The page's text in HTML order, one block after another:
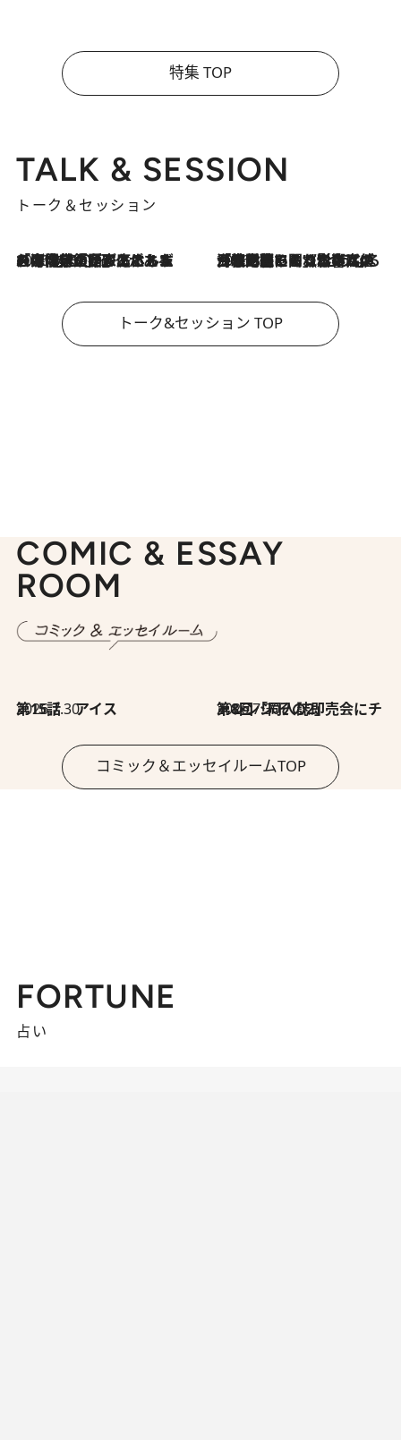
特集 TOP
TALK & SESSION
トーク＆セッション
2026.8.3
「今後値上げがあるとすれば…」「リスクがあるのは今年の冬」エネルギー専門家が語る、ホルムズ海峡封鎖が家庭にもたらす“ある心配” 2026.8.3
「住宅建てられない…」「サーチャージ料の高値が続いている」ホルムズ海峡封鎖による影響はいつまで続く？《エネルギー専門家に聞く“どうなる日本の暮らし”》
トーク&セッション TOP
COMIC & ESSAY
ROOM
2026.7.30
第15話 アイス 2026.7.30
第8回「同人誌即売会にチャレンジ その2」
コミック＆エッセイルームTOP
FORTUNE
占い